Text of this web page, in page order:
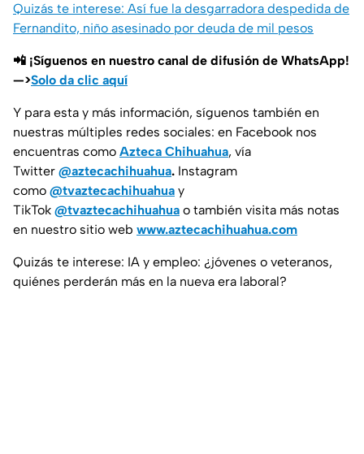
Quizás te interese: Así fue la desgarradora despedida de
Fernandito, niño asesinado por deuda de mil pesos
📲 ¡Síguenos en nuestro canal de difusión de WhatsApp!
—>Solo da clic aquí
Y para esta y más información, síguenos también en
nuestras múltiples redes sociales: en Facebook nos
encuentras como Azteca Chihuahua, vía
Twitter @aztecachihuahua. Instagram
como @tvaztecachihuahua y
TikTok @tvaztecachihuahua o también visita más notas
en nuestro sitio web www.aztecachihuahua.com
Quizás te interese: IA y empleo: ¿jóvenes o veteranos,
quiénes perderán más en la nueva era laboral?